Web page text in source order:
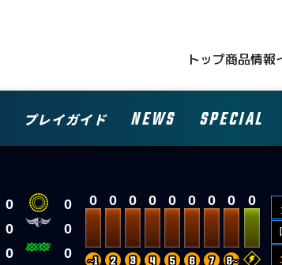
トップ商品情報
プレイガイド NEWS SPECIAL
0
0
0
0
0
0
0 0 0 0 0 0 0 0 0